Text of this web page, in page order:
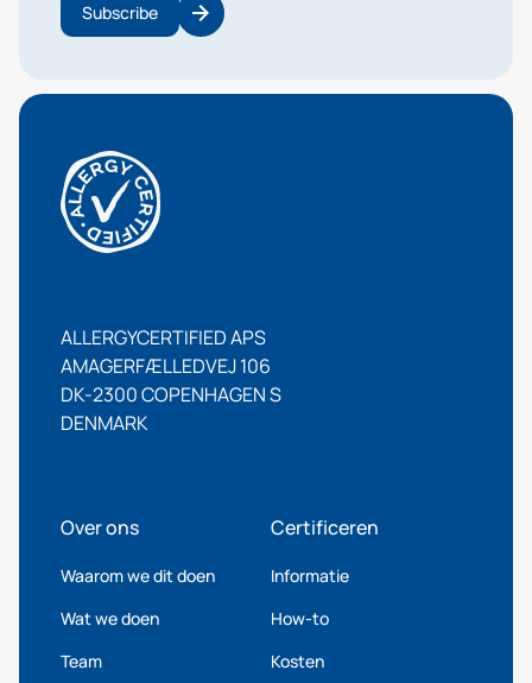
Subscribe
ALLERGYCERTIFIED APS
AMAGERFÆLLEDVEJ 106
DK-2300 COPENHAGEN S
DENMARK
Over ons
Waarom we dit doen
Wat we doen
Team
Certificeren
Informatie
How-to
Kosten